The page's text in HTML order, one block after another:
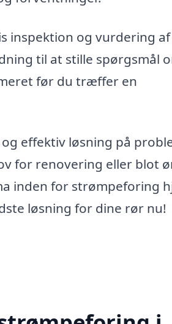
inspektion og vurdering
til at stille spørgsmål
før du træffer en
effektiv løsning på
for renovering eller blot
inden for strømpeforing
løsning for dine rør nu!